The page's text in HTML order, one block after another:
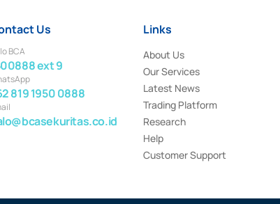
license was issued in 2018.
Us
BCA
ext 9
819 1950 0888
Links
About Us
Our Services
Latest News
Trading Platform
Research
Help
Customer Support